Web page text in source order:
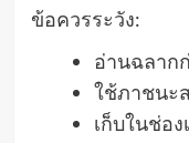
ข้อควรระวัง:
อ่านฉลาก
ใช้ภาชนะ
เก็บในช่อ